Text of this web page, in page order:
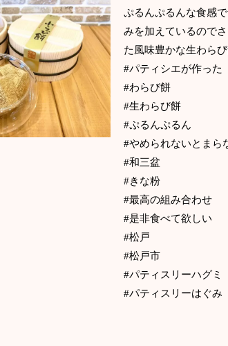
ぷるんぷるんな食感
みを加えているので
た風味豊かな生わら
#パティシエが作った
#わらび餅
#生わらび餅
#ぷるんぷるん
#やめられないとまら
#和三盆
#きな粉
#最高の組み合わせ
#是非食べて欲しい
#松戸
#松戸市
#パティスリーハグミ
#パティスリーはぐみ